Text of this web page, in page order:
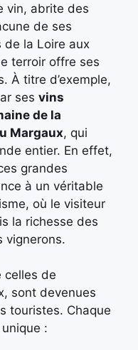
vin, abrite des
de ses
de la Loire aux
terroir offre ses
À titre d’exemple,
ses vins
de la
Margaux, qui
entier. En effet,
grandes
à un véritable
où le visiteur
la richesse des
vignerons.
celles de
sont devenues
touristes. Chaque
: